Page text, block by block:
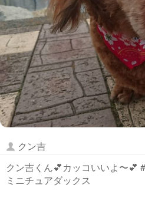
クン吉
クン吉くん💕カッコいいよ〜💕
ミニチュアダックス